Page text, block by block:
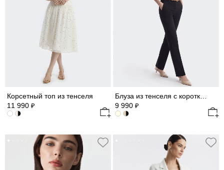
Корсетный топ из тенселя
11 990 ₽
9 990 ₽